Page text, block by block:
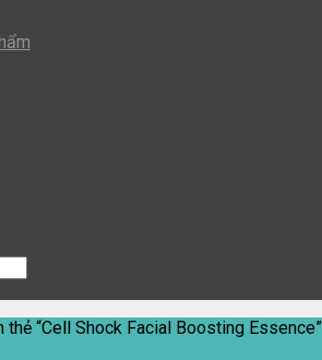
“Cell Shock Facial Boosting Essence”